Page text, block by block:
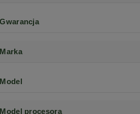
Gwarancja
Marka
Model
Model procesora